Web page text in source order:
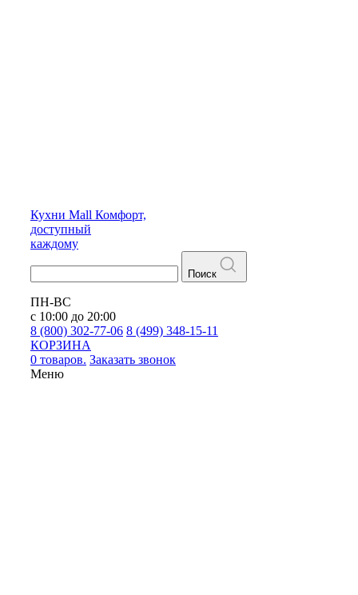
Кухни Mall Комфорт,
доступный
каждому
Поиск
ПН-ВС
с 10:00 до 20:00
8 (800) 302-77-06 8 (499) 348-15-11
КОРЗИНА
0 товаров. Заказать звонок
Меню